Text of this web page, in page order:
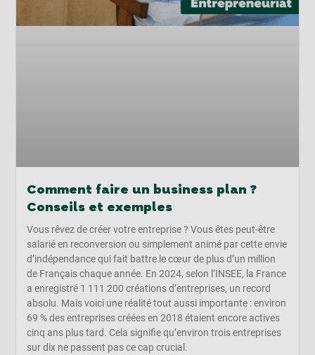
Comment faire un business plan ?
Conseils et exemples
Vous rêvez de créer votre entreprise ? Vous êtes peut-être
salarié en reconversion ou simplement animé par cette envie
d’indépendance qui fait battre le cœur de plus d’un million
de Français chaque année. En 2024, selon l’INSEE, la France
a enregistré 1 111 200 créations d’entreprises, un record
absolu. Mais voici une réalité tout aussi importante : environ
69 % des entreprises créées en 2018 étaient encore actives
cinq ans plus tard. Cela signifie qu’environ trois entreprises
sur dix ne passent pas ce cap crucial.